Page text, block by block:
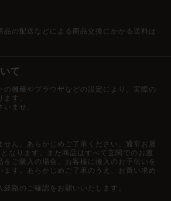
品の配送などによる商品交換にかかる送料は
て
の機種やブラウザなどの設定により、実際の
す。
いませ。
せん。あらかじめご了承ください。通常お届
なります。また商品はすべて玄関でのお渡
をご購入の場合、お客様に搬入のお手伝いを
ます。あらかじめご了承のうえ、お買い求め
経路のご確認をお願いいたします。